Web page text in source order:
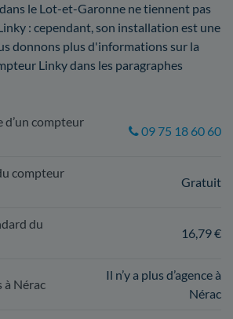
le Lot-et-Garonne ne tiennent pas
: cependant, son installation est une
donnons plus d'informations sur la
Linky dans les paragraphes
d’un compteur
09 75 18 60 60
compteur
Gratuit
du
16,79 €
à Nérac
Il n’y a plus d’agence à
Nérac